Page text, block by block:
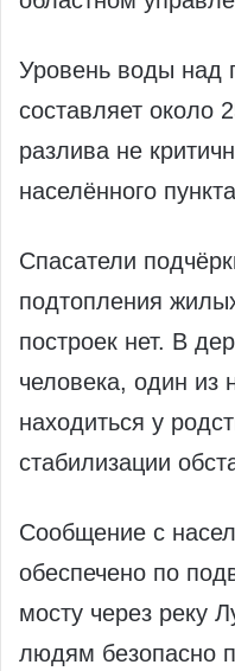
Уровень воды над
составляет около
разлива не
населённого
Спасатели
подтопления
построек нет. В
человека, один из
находиться у
стабилизации
Сообщение с
обеспечено по
мосту через реку
людям безопасно